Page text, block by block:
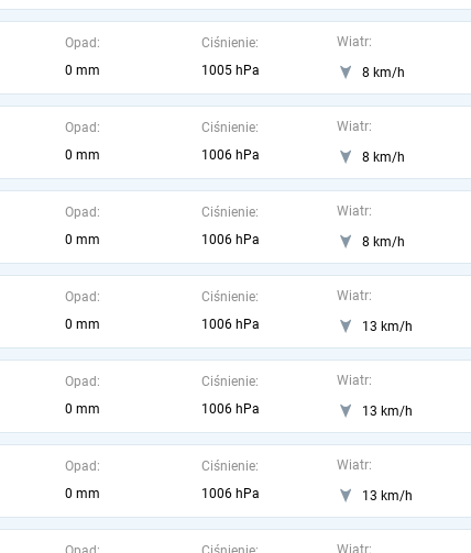
Opad:
0 mm
Ciśnienie:
1005 hPa
Wiatr:
8 km/h
Opad:
0 mm
Ciśnienie:
1006 hPa
Wiatr:
8 km/h
Opad:
0 mm
Ciśnienie:
1006 hPa
Wiatr:
8 km/h
Opad:
0 mm
Ciśnienie:
1006 hPa
Wiatr:
13 km/h
Opad:
0 mm
Ciśnienie:
1006 hPa
Wiatr:
13 km/h
Opad:
0 mm
Ciśnienie:
1006 hPa
Wiatr:
13 km/h
Wiatr: